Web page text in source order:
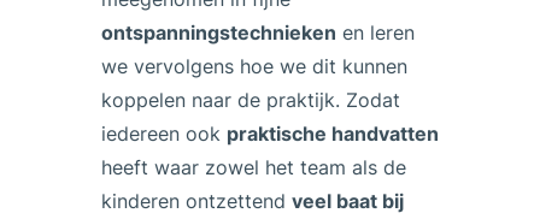
ontspanningstechnieken en leren
we vervolgens hoe we dit kunnen
koppelen naar de praktijk. Zodat
iedereen ook praktische handvatten
heeft waar zowel het team als de
kinderen ontzettend veel baat bij